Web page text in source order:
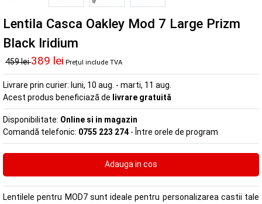
Lentila Casca Oakley Mod 7 Large Prizm
Black Iridium
459 lei389 lei Prețul include TVA
Livrare prin curier: luni, 10 aug. - marti, 11 aug.
Acest produs beneficiază de livrare gratuită
Disponibilitate: Online si in magazin
Comandă telefonic: 0755 223 274 - Între orele de program
Lentilele pentru MOD7 sunt ideale pentru personalizarea castii tale